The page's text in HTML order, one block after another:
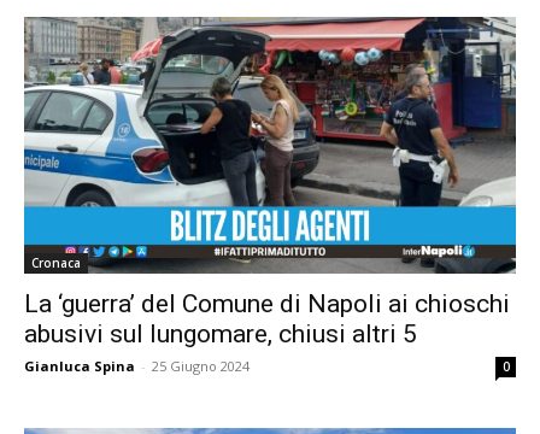
Cronaca
La ‘guerra’ del Comune di Napoli ai chioschi
abusivi sul lungomare, chiusi altri 5
Gianluca Spina - 25 Giugno 2024 0